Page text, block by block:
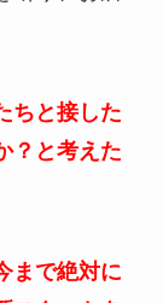
ちと接した
？と考えた
まで絶対に